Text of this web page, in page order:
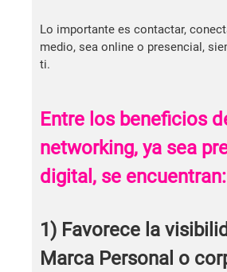
Lo importante es contactar,
medio, sea online o presencial,
ti.
Entre los beneficios
networking, ya sea
digital, se encuentran:
1) Favorece la
Marca Personal o